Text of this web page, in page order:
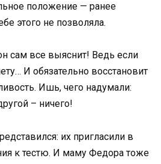
положение — ранее
этого не позволяла.
сам все выяснит! Ведь если
И обязательно восстановит
Ишь, чего надумали:
– ничего!
их пригласили в
к тестю. И маму Федора тоже